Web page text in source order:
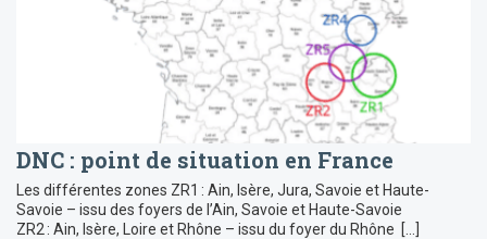
DNC : point de situation en France
Les différentes zones ZR1 : Ain, Isère, Jura, Savoie et Haute-
Savoie – issu des foyers de l’Ain, Savoie et Haute-Savoie
ZR2 : Ain, Isère, Loire et Rhône – issu du foyer du Rhône […]